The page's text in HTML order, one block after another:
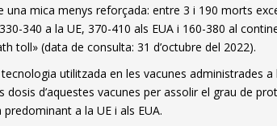
una mica menys reforçada: entre 3 i 190 morts
340 a la UE, 370-410 als EUA i 160-380 al
toll» (data de consulta: 31 d’octubre del 2022).
utilitzada en les vacunes administrades
dosis d’aquestes vacunes per assolir el grau de
a la UE i als EUA.